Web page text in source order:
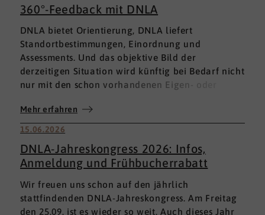
360°-Feedback mit DNLA
DNLA bietet Orientierung, DNLA liefert
Standortbestimmungen, Einordnung und
Assessments. Und das objektive Bild der
derzeitigen Situation wird künftig bei Bedarf nicht
nur mit den schon vorhandenen Eigen- oder
umfassenden 360°-Feedback.
Mehr erfahren
15.06.2026
DNLA-Jahreskongress 2026: Infos,
Anmeldung und Frühbucherrabatt
Wir freuen uns schon auf den jährlich
stattfindenden DNLA-Jahreskongress. Am Freitag
den 25.09. ist es wieder so weit. Auch dieses Jahr